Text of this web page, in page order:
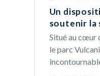
Un
soutenir la
Situé au cœur
le parc